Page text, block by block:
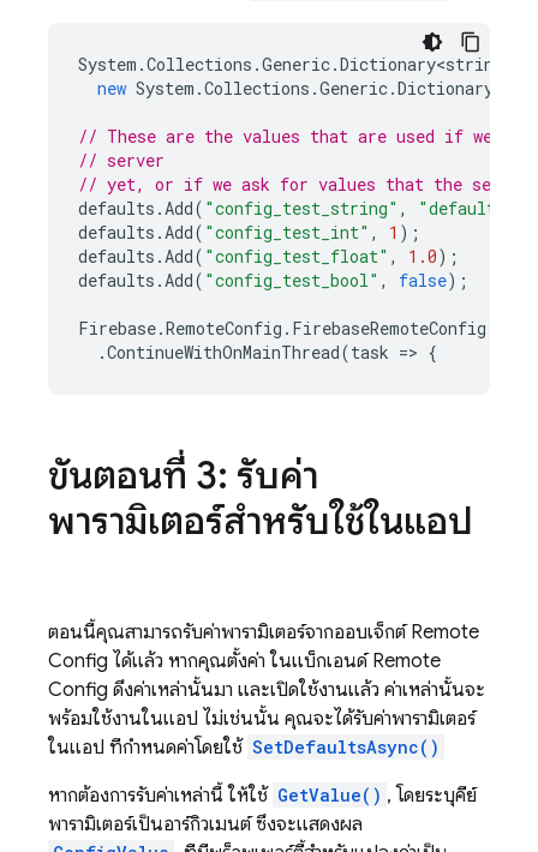
System .Collections .Generic.Dictionary<string
new System .Collections .Generic.
// These are the values that are used if we
// server
// yet, or if we ask for values that the server
defaults .Add( "config_test_string" ,
"default
defaults .Add( "config_test_int" , 1 );
defaults .Add( "config_test_float" , 1.0);
defaults .Add( "config_test_bool" , false);
Firebase.RemoteConfig . FirebaseRemoteConfig
.ContinueWithOnMainThread(task => {
ขั้นตอนที่ 3: รับค่า
พารามิเตอร์สำหรับใช้ในแอป
ตอนนี้คุณสามารถรับค่าพารามิเตอร์จากออบเจ็กต์Remote
Config ได้แล้ว หากคุณตั้งค่า ในแบ็กเอนด์Remote
Config ดึงค่าเหล่านั้นมา และเปิดใช้งานแล้ว ค่าเหล่านั้นจะ
พร้อมใช้งานในแอป ไม่เช่นนั้น คุณจะได้รับค่าพารามิเตอร์
ในแอป ที่กำหนดค่าโดยใช้ SetDefaultsAsync()
หากต้องการรับค่าเหล่านี้ ให้ใช้ GetValue() , โดยระบุคีย์
พารามิเตอร์เป็นอาร์กิวเมนต์ ซึ่งจะแสดงผล